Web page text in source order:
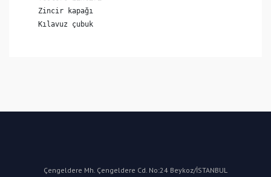
    Zincir kapağı
    Kılavuz çubuk
Çengeldere Mh. Çengeldere Cd. No:24 Beykoz/İSTANBUL